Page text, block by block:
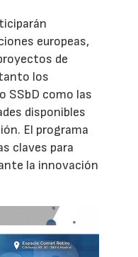
europeas,
de
los
SSbD como las
disponibles
El programa
claves para
la innovación